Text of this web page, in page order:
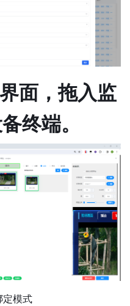
面，拖入监
终端。
定模式